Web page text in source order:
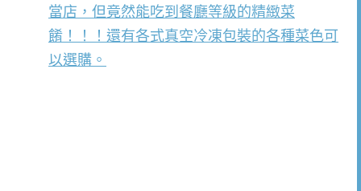
當店，但竟然能吃到餐廳等級的精緻菜
餚！！！還有各式真空冷凍包裝的各種菜色可
以選購。